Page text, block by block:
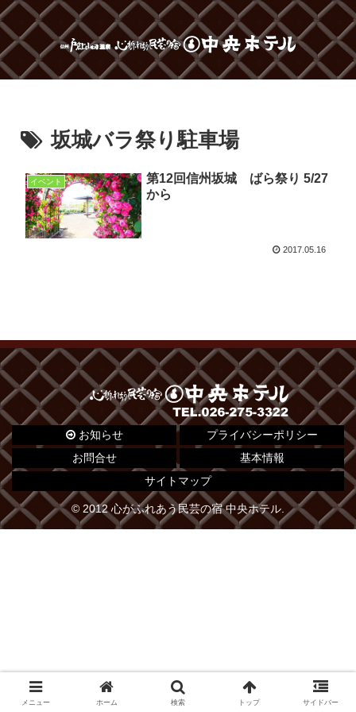
坂城バラ祭り駐車場
イベント
第12回信州坂城 ばら祭り 5/27
から
2017.05.16
お知らせ
プライバシーポリシー
お問合せ
基本情報
サイトマップ
© 2012 心がふれあう民芸の宿 中央ホテル.
メニュー ホーム 検索 トップ サイドバー